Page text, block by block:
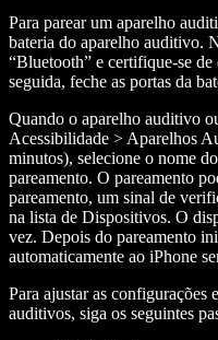
Para parear um aparelho
bateria do aparelho auditivo.
“Bluetooth” e certifique-se
seguida, feche as portas da
Quando o aparelho auditivo
Acessibilidade > Aparelhos
minutos), selecione o nome
pareamento. O pareamento
pareamento, um sinal de
na lista de Dispositivos. O
vez. Depois do pareamento
automaticamente ao iPhone
Para ajustar as configurações
auditivos, siga os seguintes